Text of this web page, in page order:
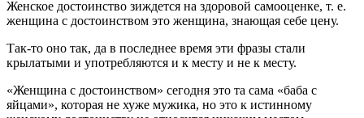
Женское достоинство зиждется на здоровой самооценке, т. е.
женщина с достоинством это женщина, знающая себе цену.
Так-то оно так, да в последнее время эти фразы стали
крылатыми и употребляются и к месту и не к месту.
«Женщина с достоинством» сегодня это та сама «баба с
яйцами», которая не хуже мужика, но это к истинному